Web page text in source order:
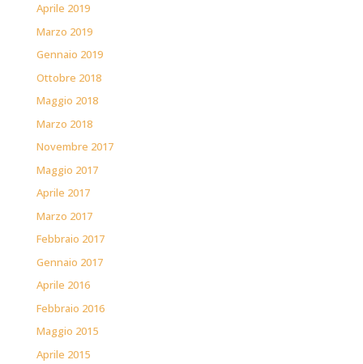
Aprile 2019
Marzo 2019
Gennaio 2019
Ottobre 2018
Maggio 2018
Marzo 2018
Novembre 2017
Maggio 2017
Aprile 2017
Marzo 2017
Febbraio 2017
Gennaio 2017
Aprile 2016
Febbraio 2016
Maggio 2015
Aprile 2015